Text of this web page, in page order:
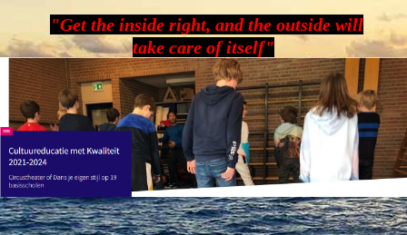
"Get the inside right, and the outside will
take care of itself"